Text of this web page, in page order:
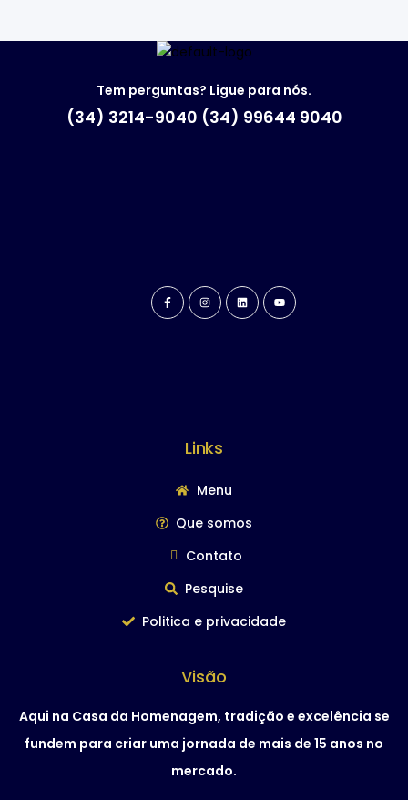
Tem perguntas? Ligue para nós.
(34) 3214-9040 (34) 99644 9040
Links
Menu
Que somos
Contato
Pesquise
Politica e privacidade
Visão
Aqui na Casa da Homenagem, tradição e excelência se
fundem para criar uma jornada de mais de 15 anos no
mercado.